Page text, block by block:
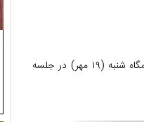
طرح سوال از شهردار توسط ۹ نفر از اعضای شورای شهر لاهیجان شامگاه شنبه (۱۹ مهر) در جلسه